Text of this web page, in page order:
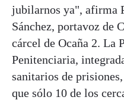
jubilarnos ya", afirma
Sánchez, portavoz de
cárcel de Ocaña 2. La
Penitenciaria,
sanitarios de
que sólo 10 de los